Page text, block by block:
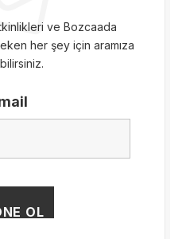
ve Bozcaada
her şey için aramıza